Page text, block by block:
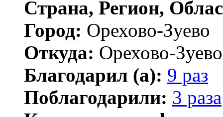
Страна, Регион,
Город: Орехово-Зуево
Откуда: Орехово-Зуево
Благодарил (а): 9 раз
Поблагодарили: 3 раза